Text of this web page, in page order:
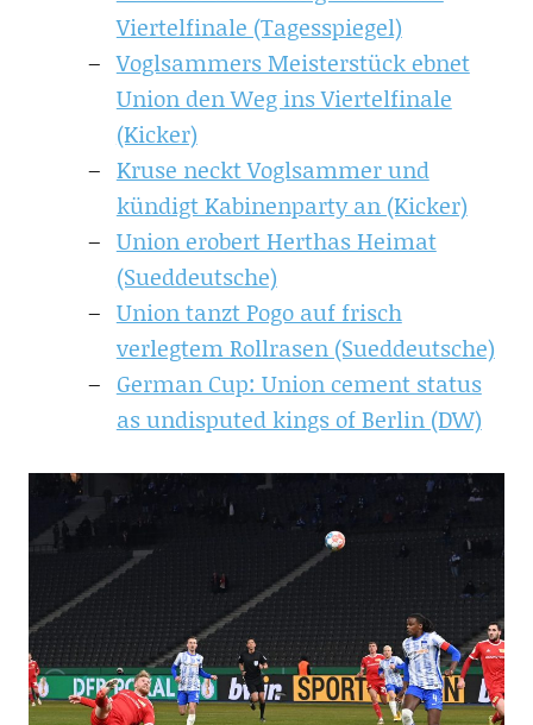
Viertelfinale (Tagesspiegel)
Voglsammers Meisterstück ebnet
Union den Weg ins Viertelfinale
(Kicker)
Kruse neckt Voglsammer und
kündigt Kabinenparty an (Kicker)
Union erobert Herthas Heimat
(Sueddeutsche)
Union tanzt Pogo auf frisch
verlegtem Rollrasen (Sueddeutsche)
German Cup: Union cement status
as undisputed kings of Berlin (DW)